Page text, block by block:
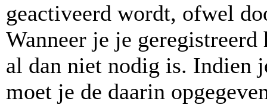
geactiveerd wordt, ofwel
Wanneer je je
al dan niet nodig is. Indien
moet je de daarin